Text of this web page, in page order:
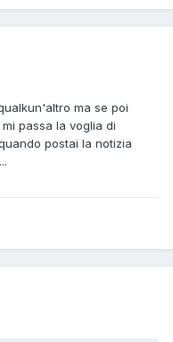
ma se poi
passa la voglia di
postai la notizia